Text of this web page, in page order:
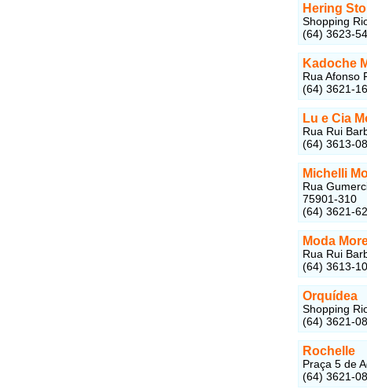
Hering
Shopping
(64) 3623-
Kadoche
Rua Afonso
(64) 3621-
Lu e Cia
Rua Rui
(64) 3613-
Michelli
Rua
75901-310
(64) 3621-
Moda
Rua Rui
(64) 3613-
Orquídea
Shopping
(64) 3621-
Rochelle
Praça 5 de
(64) 3621-